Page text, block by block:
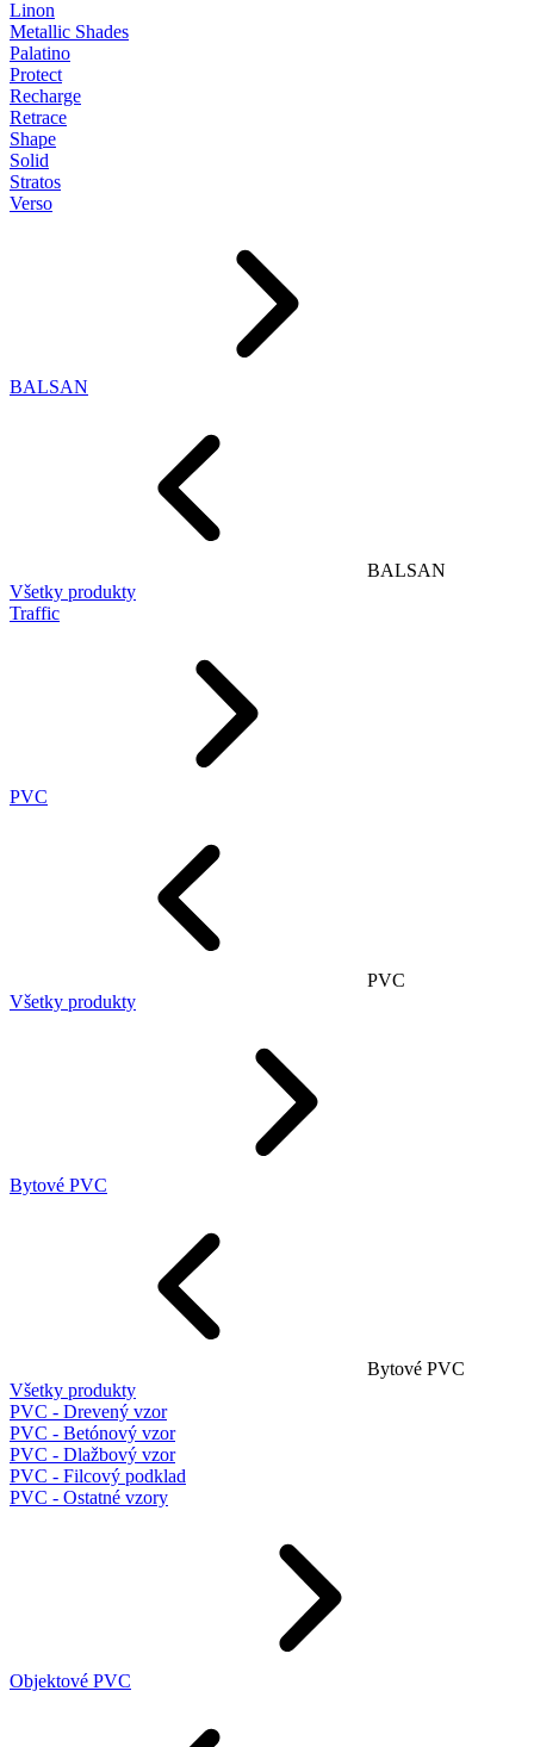
Linon
Metallic Shades
Palatino
Protect
Recharge
Retrace
Shape
Solid
Stratos
Verso
BALSAN
BALSAN
Všetky produkty
Traffic
PVC
PVC
Všetky produkty
Bytové PVC
Bytové PVC
Všetky produkty
PVC - Drevený vzor
PVC - Betónový vzor
PVC - Dlažbový vzor
PVC - Filcový podklad
PVC - Ostatné vzory
Objektové PVC